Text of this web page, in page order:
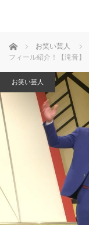
ホーム お笑い芸人
フィール紹介！【滝音】
お笑い芸人